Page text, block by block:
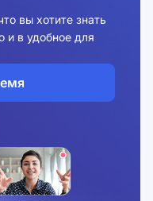
вы хотите знать
и в удобное для